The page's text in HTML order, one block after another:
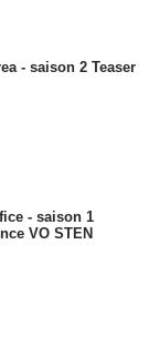
- saison 2 Teaser
- saison 1
VO STEN